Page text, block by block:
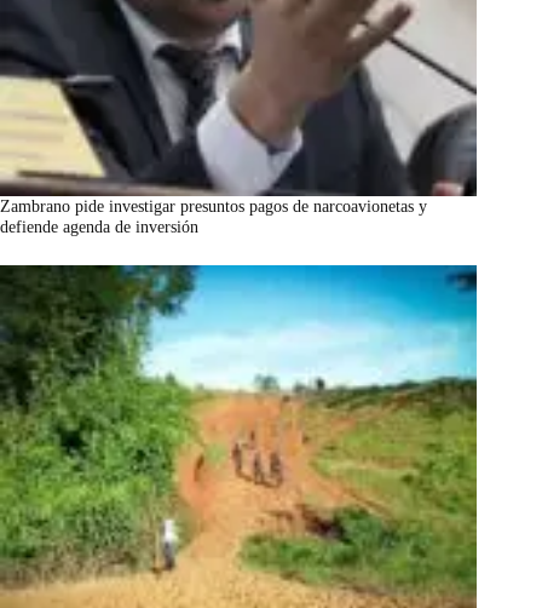
Zambrano pide investigar presuntos pagos de narcoavionetas y
defiende agenda de inversión